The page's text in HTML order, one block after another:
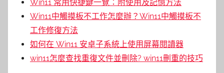
Win11 常用快捷鍵一覽：附使用及記憶方法
Win11中觸摸板不工作怎麼辦？Win11中觸摸板不
工作修復方法
如何在 Win11 安卓子系統上使用屏幕閱讀器
win11怎麼查找重復文件並刪除? win11刪重的技巧